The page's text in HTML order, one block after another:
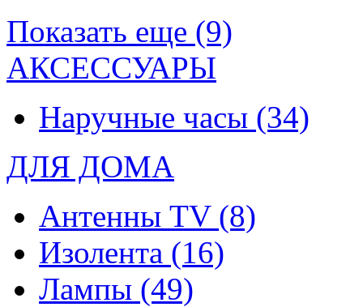
Показать еще (9)
АКСЕССУАРЫ
Наручные часы (34)
ДЛЯ ДОМА
Антенны TV (8)
Изолента (16)
Лампы (49)